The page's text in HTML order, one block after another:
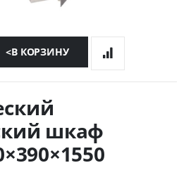
<В КОРЗИНУ
шкаф